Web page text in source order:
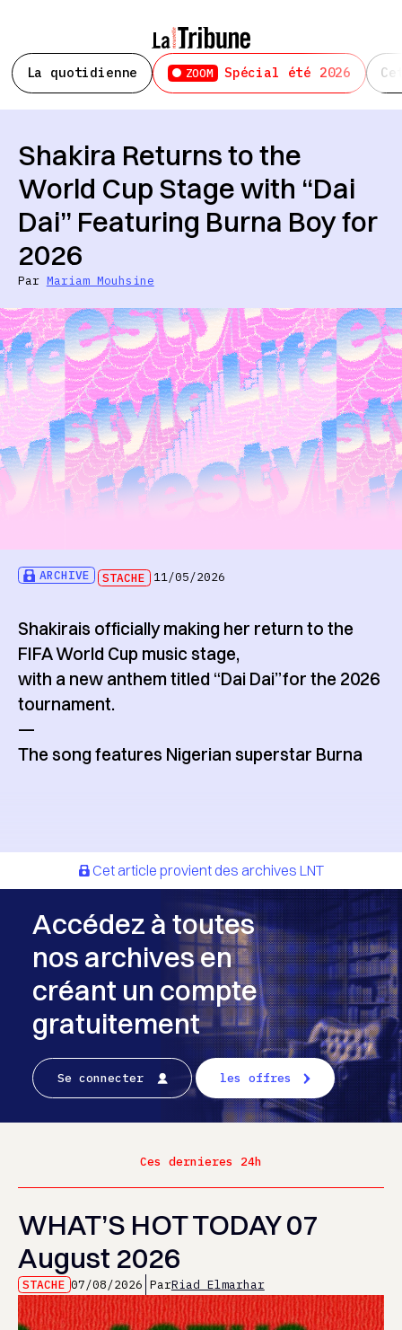
La quotidienne ZOOM Spécial été 2026
ARCHIVE STACHE 11/05/2026
Shakira Returns to the
World Cup Stage with “Dai
Dai” Featuring Burna Boy for
2026
Par Mariam Mouhsine
Shakirais officially making her return to the
FIFA World Cup music stage,
with a new anthem titled “Dai Dai”for the 2026
tournament.
—
The song features Nigerian superstar Burna
Cet article provient des archives LNT
Accédez à toutes
nos archives en
créant un compte
gratuitement
Se connecter les offres
Ces dernieres 24h
WHAT’S HOT TODAY 07
August 2026
STACHE 07/08/2026 ParRiad Elmarhar